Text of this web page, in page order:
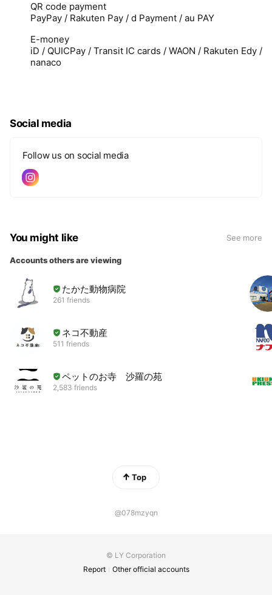
QR code payment
PayPay / Rakuten Pay / d Payment / au PAY
E-money
iD / QUICPay / Transit IC cards / WAON / Rakuten Edy /
nanaco
Social media
Follow us on social media
You might like See more
Accounts others are viewing
たかた動物病院
261 friends
ネコ不動産
511 friends
ペットのお寺 沙羅の苑
2,583 friends
Top
@078mzyqn
© LY Corporation
Report
Other official accounts